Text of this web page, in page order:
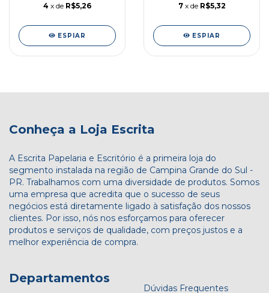
4 x de R$5,26
ESPIAR
7 x de R$5,32
ESPIAR
Conheça a Loja Escrita
A Escrita Papelaria e Escritório é a primeira loja do
segmento instalada na região de Campina Grande do Sul -
PR. Trabalhamos com uma diversidade de produtos. Somos
uma empresa que acredita que o sucesso de seus
negócios está diretamente ligado à satisfação dos nossos
clientes. Por isso, nós nos esforçamos para oferecer
produtos e serviços de qualidade, com preços justos e a
melhor experiência de compra.
Departamentos
Dúvidas Frequentes